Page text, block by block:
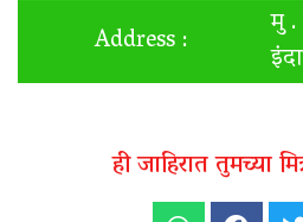
Address : मु
ही जाहिरात तुमच्या